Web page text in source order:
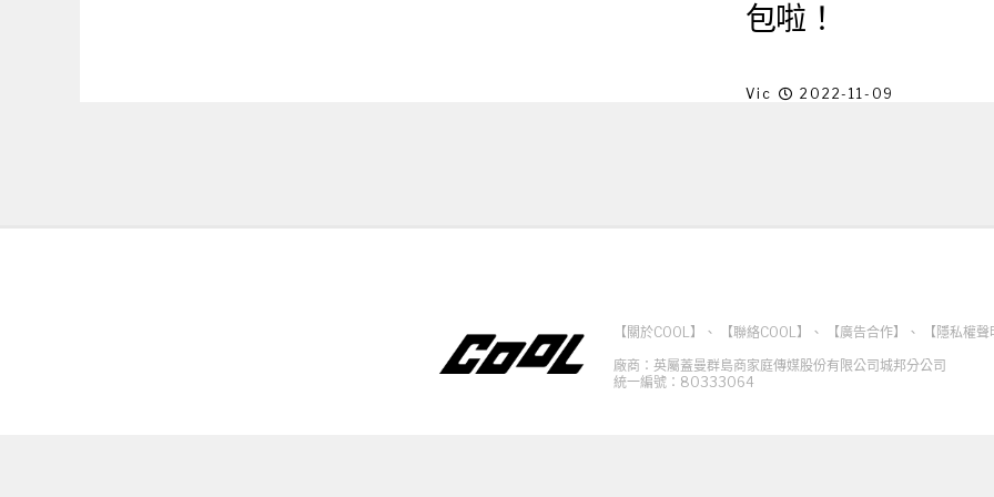
包啦！
Vic 2022-11-09
【關於COOL】 、 【聯絡COOL】 、 【廣告合作】 、
【隱私權
廠商：英屬蓋曼群島商家庭傳媒股份有限公司城邦分公司
統一編號：80333064